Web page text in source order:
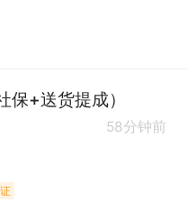
保+送货提成）
58分钟前